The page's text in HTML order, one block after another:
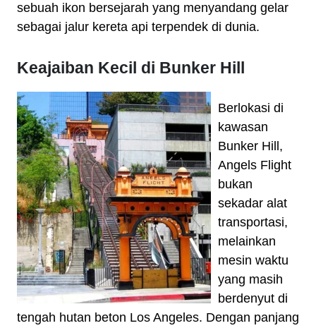
sebuah ikon bersejarah yang menyandang gelar
sebagai jalur kereta api terpendek di dunia.
Keajaiban Kecil di Bunker Hill
Berlokasi di
kawasan
Bunker Hill,
Angels Flight
bukan
sekadar alat
transportasi,
melainkan
mesin waktu
yang masih
berdenyut di
tengah hutan beton Los Angeles. Dengan panjang